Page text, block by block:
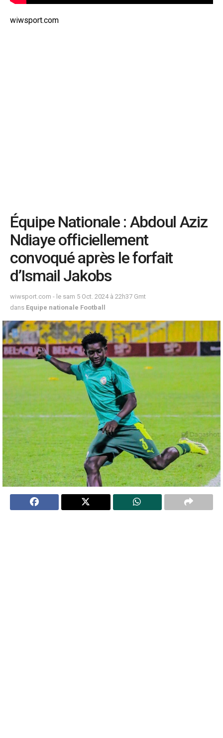
wiwsport.com
Équipe Nationale : Abdoul Aziz
Ndiaye officiellement
convoqué après le forfait
d’Ismail Jakobs
wiwsport.com - le sam 5 Oct. 2024 à 22h37 Gmt
dans Equipe nationale Football